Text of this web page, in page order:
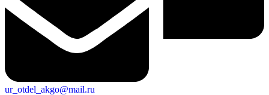
ur_otdel_akgo@mail.ru